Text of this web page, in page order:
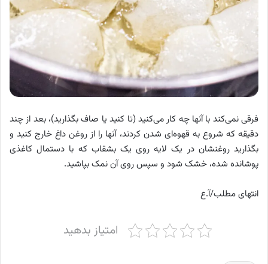
فرقی نمی‌کند با آنها چه کار می‌کنید (تا کنید یا صاف بگذارید)، بعد از چند
دقیقه که شروع به قهوه‌ای شدن کردند، آنها را از روغن داغ خارج کنید و
بگذارید روغنشان در یک لایه روی یک بشقاب که با دستمال کاغذی
پوشانده شده، خشک شود و سپس روی آن نمک بپاشید.
انتهای مطلب/آ.ع
امتیاز بدهید